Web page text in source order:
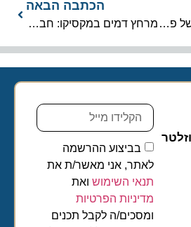
המסע אל האי מאנה של פול גוגן חושף את הפלגות 2028 בדרום האוקיינוס השקט
הכתבה הבאה
מרחץ דמים במקסיקו: חברות הקרוזים מבטלות את העגינות בפוארטו ויארטה
בביצוע ההרשמה
לאתר, אני מאשר/ת את
תנאי השימושואת
מדיניות הפרטיות
ומסכים/ה לקבל תכנים